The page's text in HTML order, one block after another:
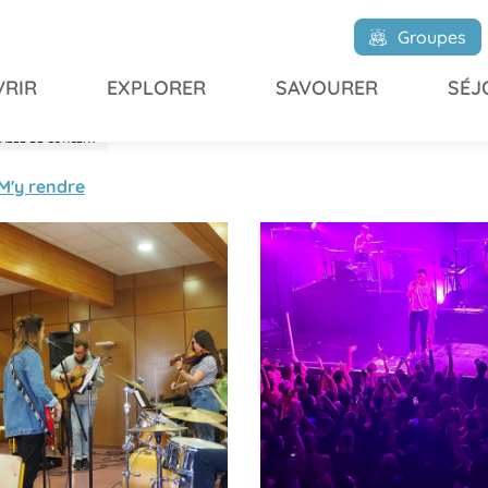
Groupes
EXPLORER SAVOURER
DE CONCERT
rendre